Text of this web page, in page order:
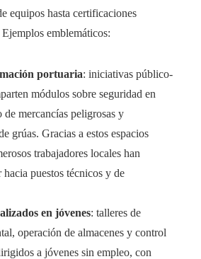
equipos hasta certificaciones
emblemáticos:
portuaria: iniciativas público-
módulos sobre seguridad en
de mercancías peligrosas y
grúas. Gracias a estos espacios
trabajadores locales han
puestos técnicos y de
en jóvenes: talleres de
operación de almacenes y control
a jóvenes sin empleo, con